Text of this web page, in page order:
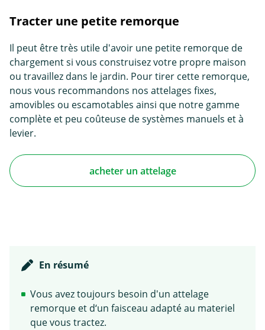
Tracter une petite remorque
Il peut être très utile d'avoir une petite remorque de
chargement si vous construisez votre propre maison
ou travaillez dans le jardin. Pour tirer cette remorque,
nous vous recommandons nos attelages fixes,
amovibles ou escamotables ainsi que notre gamme
complète et peu coûteuse de systèmes manuels et à
levier.
acheter un attelage
En résumé
Vous avez toujours besoin d'un attelage
remorque et d‘un faisceau adapté au materiel
que vous tractez.